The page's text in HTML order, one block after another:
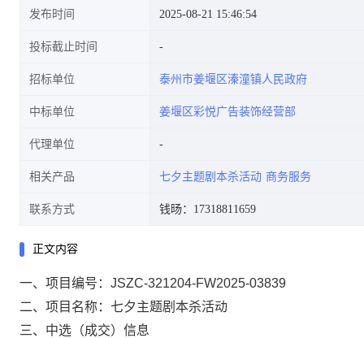
发布时间 2025-08-21 15:46:54
投标截止时间
招标单位 泰州市姜堰区溱潼镇人民政府
中标单位 姜堰区彩悦广告装饰经营部
代理单位
相关产品 七夕主题剧本杀活动 商务服务
联系方式 钱旸：17318811659
正文内容
一、项目编号：JSZC-321204-FW2025-03839
二、项目名称：七夕主题剧本杀活动
三、中选（成交）信息